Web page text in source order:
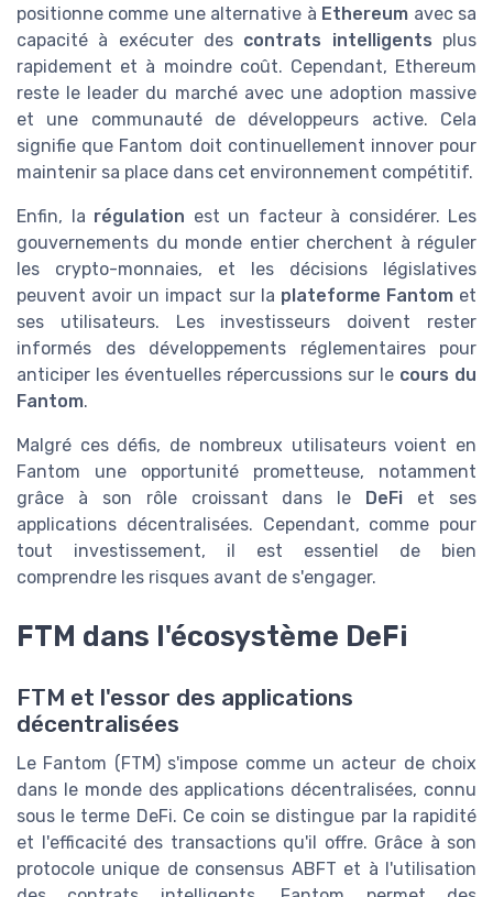
positionne comme une alternative à Ethereum avec sa
capacité à exécuter des contrats intelligents plus
rapidement et à moindre coût. Cependant, Ethereum
reste le leader du marché avec une adoption massive
et une communauté de développeurs active. Cela
signifie que Fantom doit continuellement innover pour
maintenir sa place dans cet environnement compétitif.
Enfin, la régulation est un facteur à considérer. Les
gouvernements du monde entier cherchent à réguler
les crypto-monnaies, et les décisions législatives
peuvent avoir un impact sur la plateforme Fantomet
ses utilisateurs. Les investisseurs doivent rester
informés des développements réglementaires pour
anticiper les éventuelles répercussions sur le cours du
Fantom.
Malgré ces défis, de nombreux utilisateurs voient en
Fantom une opportunité prometteuse, notamment
grâce à son rôle croissant dans le DeFi et ses
applications décentralisées. Cependant, comme pour
tout investissement, il est essentiel de bien
comprendre les risques avant de s'engager.
FTM dans l'écosystème DeFi
FTM et l'essor des applications
décentralisées
Le Fantom (FTM) s'impose comme un acteur de choix
dans le monde des applications décentralisées, connu
sous le terme DeFi. Ce coin se distingue par la rapidité
et l'efficacité des transactions qu'il offre. Grâce à son
protocole unique de consensus ABFT et à l'utilisation